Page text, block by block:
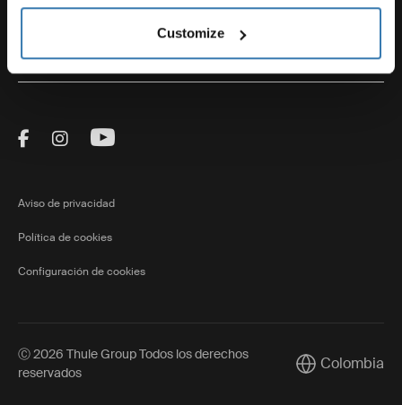
Customize
Thule
Visit Thule on Facebook (external link)
Visit Thule on Instagram (external link)
Visit Thule on Youtube (external
Aviso de privacidad
Política de cookies
Configuración de cookies
Ⓒ 2026 Thule Group Todos los derechos
reservados
CurrentColombia